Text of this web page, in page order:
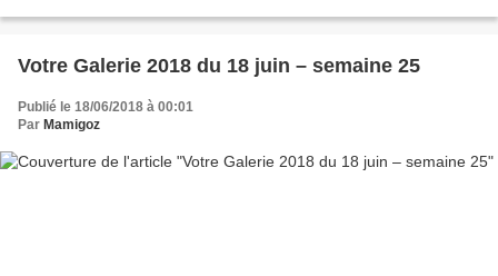
Votre Galerie 2018 du 18 juin – semaine 25
Publié le 18/06/2018 à 00:01
Par Mamigoz